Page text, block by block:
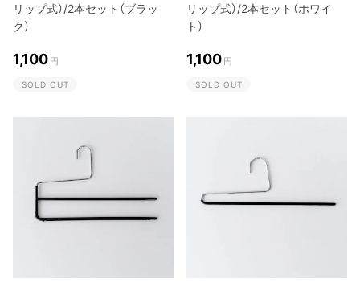
リップ式）/2本セット（ブラッ
ク）
1,100 円
SOLD OUT
リップ式）/2本セット（ホワイ
ト）
1,100 円
SOLD OUT